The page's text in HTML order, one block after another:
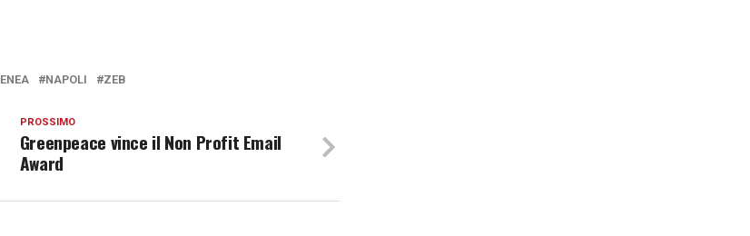
ENEA NAPOLI ZEB
PROSSIMO
Greenpeace vince il Non Profit Email
Award